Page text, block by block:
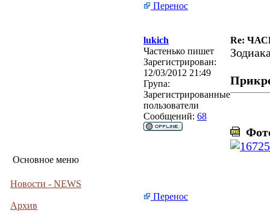
Основное меню
Новости - NEWS
Архив
Перенос
lukich
Re:
Частенько пишет
Зарегистрирован:
12/03/2012 21:49
Група:
Зарегистрированные
пользователи
Сообщений: 68
Перенос